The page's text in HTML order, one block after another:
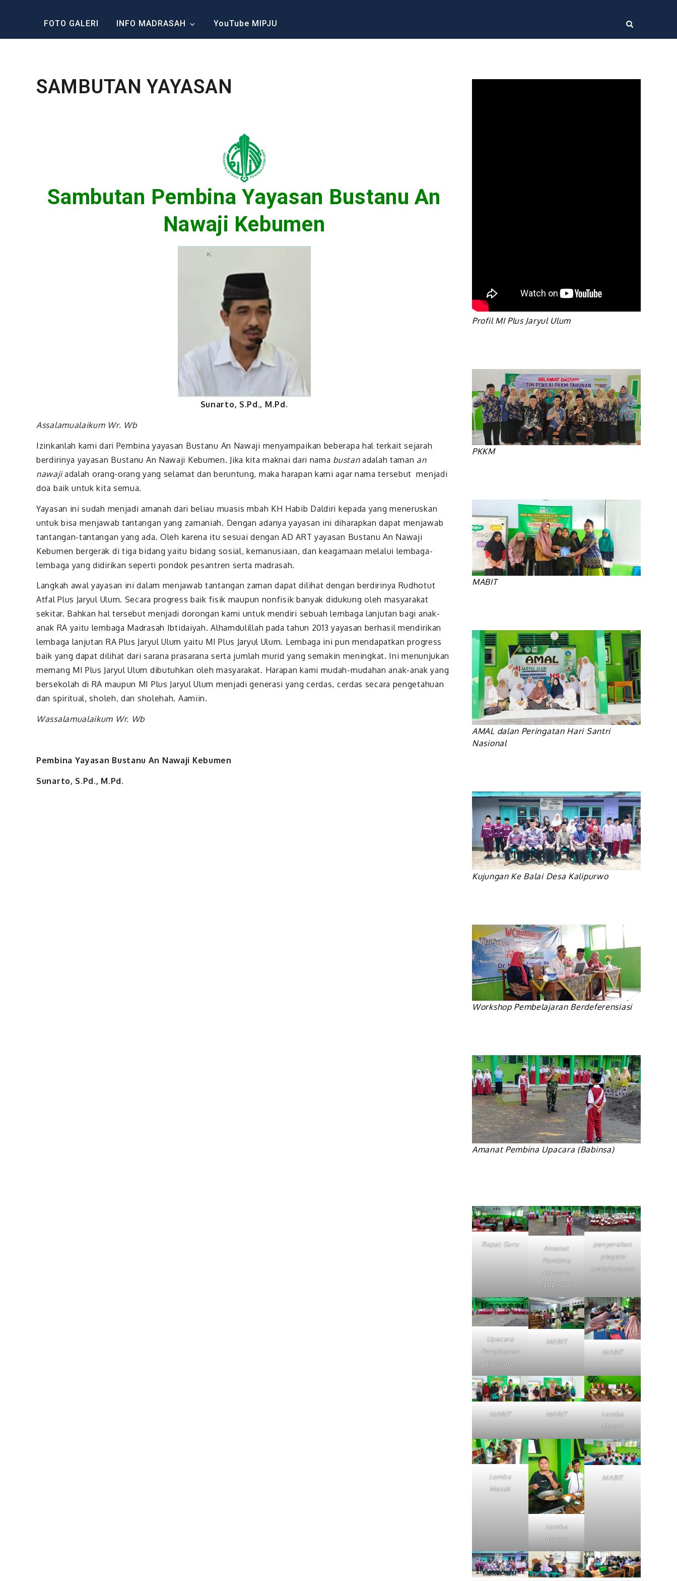
FOTO GALERI INFO MADRASAH YouTube MIPJU
SAMBUTAN YAYASAN
Sambutan Pembina Yayasan Bustanu An
Nawaji Kebumen
Sunarto, S.Pd., M.Pd.
Assalamualaikum Wr. Wb
Izinkanlah kami dari Pembina yayasan Bustanu An Nawaji menyampaikan beberapa hal terkait sejarah
berdirinya yayasan Bustanu An Nawaji Kebumen. Jika kita maknai dari nama bustanadalah taman an
nawajiadalah orang-orang yang selamat dan beruntung, maka harapan kami agar nama tersebut menjadi
doa baik untuk kita semua.
Yayasan ini sudah menjadi amanah dari beliau muasis mbah KH Habib Daldiri kepada yang meneruskan
untuk bisa menjawab tantangan yang zamaniah. Dengan adanya yayasan ini diharapkan dapat menjawab
tantangan-tantangan yang ada. Oleh karena itu sesuai dengan AD ART yayasan Bustanu An Nawaji
Kebumen bergerak di tiga bidang yaitu bidang sosial, kemanusiaan, dan keagamaan melalui lembaga-
lembaga yang didirikan seperti pondok pesantren serta madrasah.
Langkah awal yayasan ini dalam menjawab tantangan zaman dapat dilihat dengan berdirinya Rudhotut
Atfal Plus Jaryul Ulum. Secara progress baik fisik maupun nonfisik banyak didukung oleh masyarakat
sekitar. Bahkan hal tersebut menjadi dorongan kami untuk mendiri sebuah lembaga lanjutan bagi anak-
anak RA yaitu lembaga Madrasah Ibtidaiyah. Alhamdulillah pada tahun 2013 yayasan berhasil mendirikan
lembaga lanjutan RA Plus Jaryul Ulum yaitu MI Plus Jaryul Ulum. Lembaga ini pun mendapatkan progress
baik yang dapat dilihat dari sarana prasarana serta jumlah murid yang semakin meningkat. Ini menunjukan
memang MI Plus Jaryul Ulum dibutuhkan oleh masyarakat. Harapan kami mudah-mudahan anak-anak yang
bersekolah di RA maupun MI Plus Jaryul Ulum menjadi generasi yang cerdas, cerdas secara pengetahuan
dan spiritual, sholeh, dan sholehah. Aamiin.
Wassalamualaikum Wr. Wb
Pembina Yayasan Bustanu An Nawaji Kebumen
Sunarto, S.Pd., M.Pd.
Profil MI Plus Jaryul Ulum
PKKM
MABIT
AMAL dalan Peringatan Hari Santri
Nasional
Kujungan Ke Balai Desa Kalipurwo
Workshop Pembelajaran Berdeferensiasi
Amanat Pembina Upacara (Babinsa)
Rapat Guru
Amanat
Pembina
Upacara
(Babinsa)
penyerahan
piagam
penghargaan
Upacara
Pengibaran
Bendara
MABIT
MABIT
MABIT MABIT
Lomba
Masak
Lomba
Masak
Lomba
Masak
MABIT